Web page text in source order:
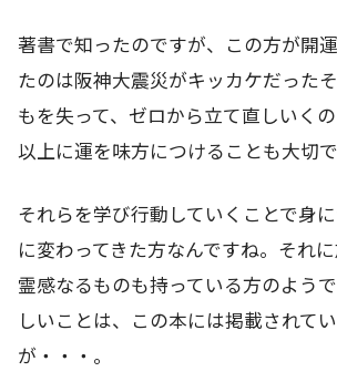
著書で知ったのですが、この方が開
たのは阪神大震災がキッカケだった
もを失って、ゼロから立て直しいく
以上に運を味方につけることも大切で
それらを学び行動していくことで身
に変わってきた方なんですね。それ
霊感なるものも持っている方のよう
しいことは、この本には掲載されて
が・・・。